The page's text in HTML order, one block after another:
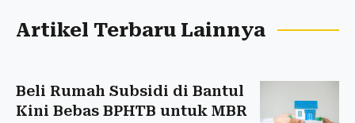
Artikel Terbaru Lainnya
Beli Rumah Subsidi di Bantul
Kini Bebas BPHTB untuk MBR